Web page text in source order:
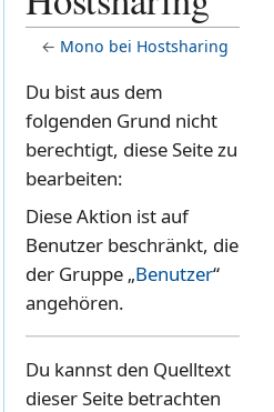
← Mono bei Hostsharing
Zur
Navigation
springen
Zur
Suche
springen
Du bist aus dem
folgenden Grund nicht
berechtigt, diese Seite zu
bearbeiten:
Diese Aktion ist auf
Benutzer beschränkt, die
der Gruppe „Benutzer“
angehören.
Du kannst den Quelltext
dieser Seite betrachten